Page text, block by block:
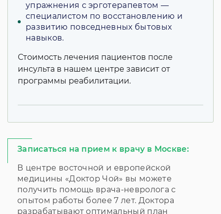
упражнения с эрготерапевтом —
специалистом по восстановлению и
развитию повседневных бытовых
навыков.
Стоимость лечения пациентов после
инсульта в нашем центре зависит от
программы реабилитации.
Записаться на прием к врачу в Москве:
В центре восточной и европейской
медицины «Доктор Чой» вы можете
получить помощь врача-невролога с
опытом работы более 7 лет. Доктора
разрабатывают оптимальный план